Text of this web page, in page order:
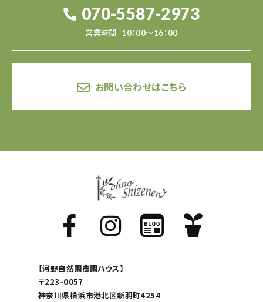
070-5587-2973
営業時間 10：00～16：00
お問い合わせはこちら
【河野自然園農園ハウス】
〒223-0057
神奈川県横浜市港北区新羽町4254